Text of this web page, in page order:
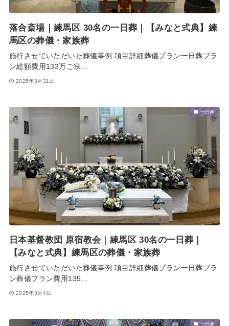
落合斎場｜練馬区 30名の一日葬｜【みなと式典】練
馬区の葬儀・家族葬
施行させていただいた葬儀事例 項目詳細葬儀プラン一日葬プラ
ン総額費用133万ご宗...
2025年3月31日
一日葬
日本基督教団 原宿教会｜練馬区 30名の一日葬｜
【みなと式典】練馬区の葬儀・家族葬
施行させていただいた葬儀事例 項目詳細葬儀プラン一日葬プラ
ン葬儀プラン費用135...
2025年3月4日
一日葬